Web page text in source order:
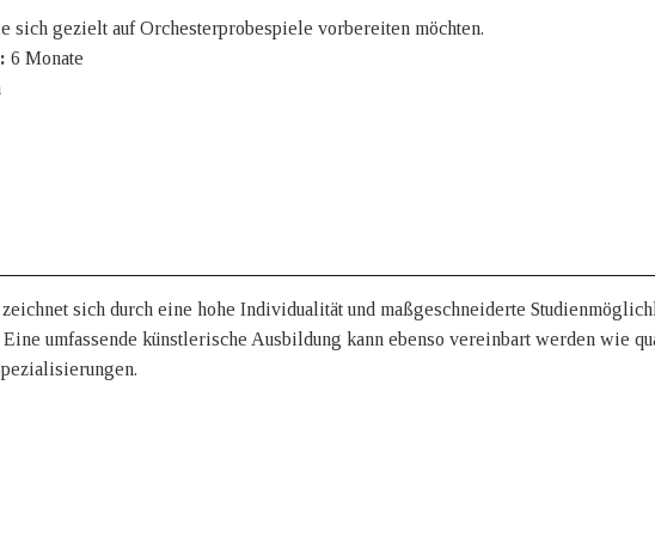
sich gezielt auf Orchesterprobespiele vorbereiten möchten.
6 Monate
zeichnet sich durch eine hohe Individualität und maßgeschneiderte
umfassende künstlerische Ausbildung kann ebenso vereinbart werden wie